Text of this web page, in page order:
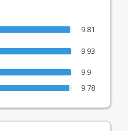
9.81
9.93
9.9
9.78